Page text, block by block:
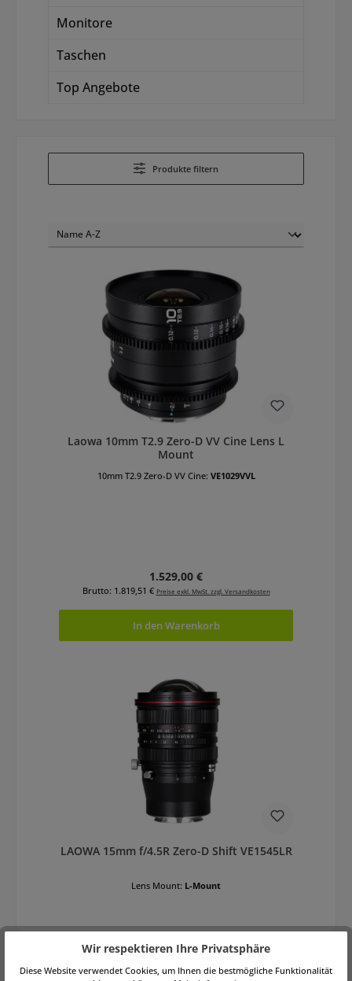
Monitore
Taschen
Top Angebote
Produkte filtern
Laowa 10mm T2.9 Zero-D VV Cine Lens L
Mount
10mm T2.9 Zero-D VV Cine: VE1029VVL
Regulärer Preis:
1.529,00 €
Brutto: 1.819,51 € Preise exkl. MwSt. zzgl. Versandkosten
In den Warenkorb
LAOWA 15mm f/4.5R Zero-D Shift VE1545LR
Lens Mount: L-Mount
Wir respektieren Ihre Privatsphäre
Diese Website verwendet Cookies, um Ihnen die bestmögliche Funktionalität